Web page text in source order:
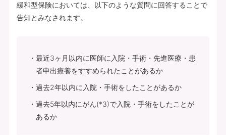
緩和型保険においては、以下のような質問に回答することで
告知とみなされます。
最近3ヶ月以内に医師に入院・手術・先進医療・患
者申出療養をすすめられたことがあるか
過去2年以内に入院・手術をしたことがあるか
過去5年以内にがん(*3)で入院・手術をしたことが
あるか